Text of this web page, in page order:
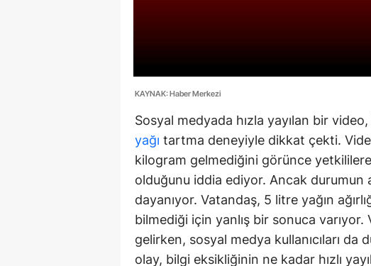
KAYNAK: Haber Merkezi
Sosyal medyada hızla yayılan bir
yağı tartma deneyiyle dikkat çekti.
kilogram gelmediğini görünce
olduğunu iddia ediyor. Ancak durumun
dayanıyor. Vatandaş, 5 litre yağın
bilmediği için yanlış bir sonuca varıyor.
gelirken, sosyal medya kullanıcıları da
olay, bilgi eksikliğinin ne kadar hızlı